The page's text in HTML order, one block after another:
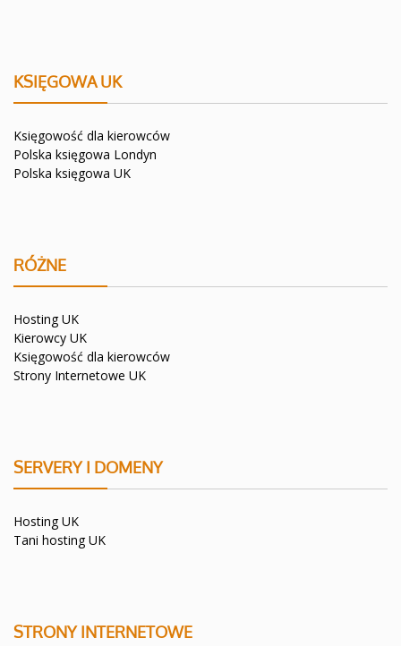
KSIĘGOWA UK
Księgowość dla kierowców
Polska księgowa Londyn
Polska księgowa UK
RÓŻNE
Hosting UK
Kierowcy UK
Księgowość dla kierowców
Strony Internetowe UK
SERVERY I DOMENY
Hosting UK
Tani hosting UK
STRONY INTERNETOWE